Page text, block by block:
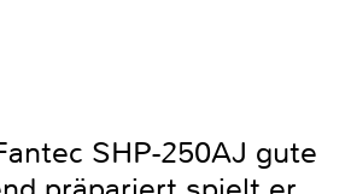
SHP-250AJ gute